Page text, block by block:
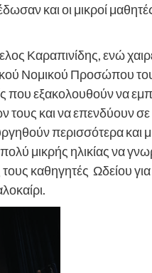
και οι μικροί
Καραπινίδης, ενώ
Νομικού Προσώπου
που εξακολουθούν να
τους και να επενδύουν
περισσότερα και
μικρής ηλικίας να
καθηγητές Ωδείου